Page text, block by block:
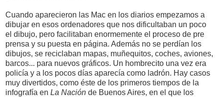
Cuando aparecieron las Mac en los diarios empezamos a
dibujar en esos ordenadores que nos dificultaban un poco
el dibujo, pero facilitaban enormemente el proceso de pre
prensa y su puesta en página. Además no se perdían los
dibujos, se reciclaban mapas, muñequitos, coches, aviones,
barcos... para nuevos gráficos. Un hombrecito una vez era
policía y a los pocos días aparecía como ladrón. Hay casos
muy divertidos, como éste de los primeros tiempos de la
infografía en La Nación de Buenos Aires, en el que los